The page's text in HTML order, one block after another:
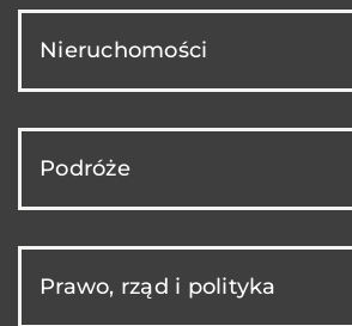
Nieruchomości
Podróże
Prawo, rząd i polityka